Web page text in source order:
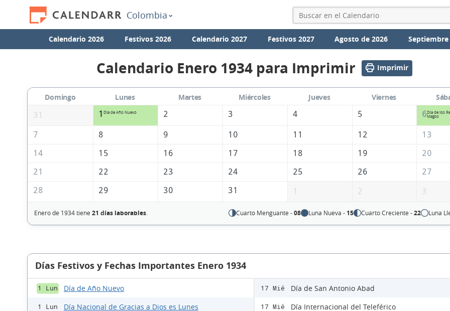
Colombia
Calendario 2026 Festivos 2026 Calendario 2027 Festivos 2027 Agosto de 2026 Septiembre
Calendario Enero 1934 para Imprimir Imprimir
Domingo Lunes Martes Miércoles Jueves Viernes
31
1 Día de Año Nuevo 2 3 4 5 6Día de los
Magos
7 8 9 10 11 12
13
14
15 16 17 18 19
20
21
22 23 24 25 26
27
28
29 30 31 1 2 3
Enero de 1934 tiene 21 días laborables. Cuarto Menguante -08 Luna Nueva - 15 Cuarto Creciente -22 Luna
Días Festivos y Fechas Importantes Enero 1934
1 Lun Día de Año Nuevo
1 Lun Día Nacional de Gracias a Dios es Lunes
17 Mié Día de San Antonio Abad
17 Mié Día Internacional del Teleférico